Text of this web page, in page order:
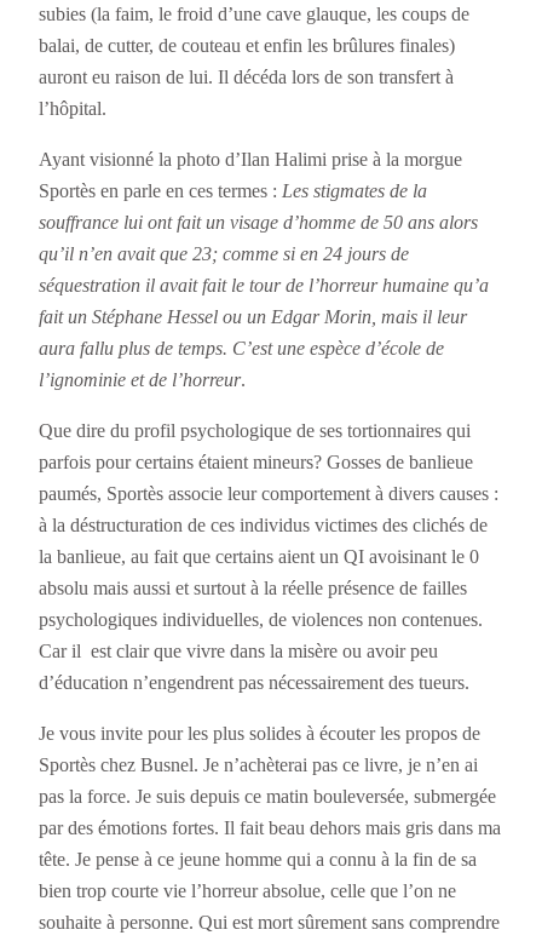
subies (la faim, le froid d’une cave glauque, les coups de
balai, de cutter, de couteau et enfin les brûlures finales)
auront eu raison de lui. Il décéda lors de son transfert à
l’hôpital.
Ayant visionné la photo d’Ilan Halimi prise à la morgue
Sportès en parle en ces termes : Les stigmates de la
souffrance lui ont fait un visage d’homme de 50 ans alors
qu’il n’en avait que 23; comme si en 24 jours de
séquestration il avait fait le tour de l’horreur humaine qu’a
fait un Stéphane Hessel ou un Edgar Morin, mais il leur
aura fallu plus de temps. C’est une espèce d’école de
l’ignominie et de l’horreur.
Que dire du profil psychologique de ses tortionnaires qui
parfois pour certains étaient mineurs? Gosses de banlieue
paumés, Sportès associe leur comportement à divers causes :
à la déstructuration de ces individus victimes des clichés de
la banlieue, au fait que certains aient un QI avoisinant le 0
absolu mais aussi et surtout à la réelle présence de failles
psychologiques individuelles, de violences non contenues.
Car il est clair que vivre dans la misère ou avoir peu
d’éducation n’engendrent pas nécessairement des tueurs.
Je vous invite pour les plus solides à écouter les propos de
Sportès chez Busnel. Je n’achèterai pas ce livre, je n’en ai
pas la force. Je suis depuis ce matin bouleversée, submergée
par des émotions fortes. Il fait beau dehors mais gris dans ma
tête. Je pense à ce jeune homme qui a connu à la fin de sa
bien trop courte vie l’horreur absolue, celle que l’on ne
souhaite à personne. Qui est mort sûrement sans comprendre